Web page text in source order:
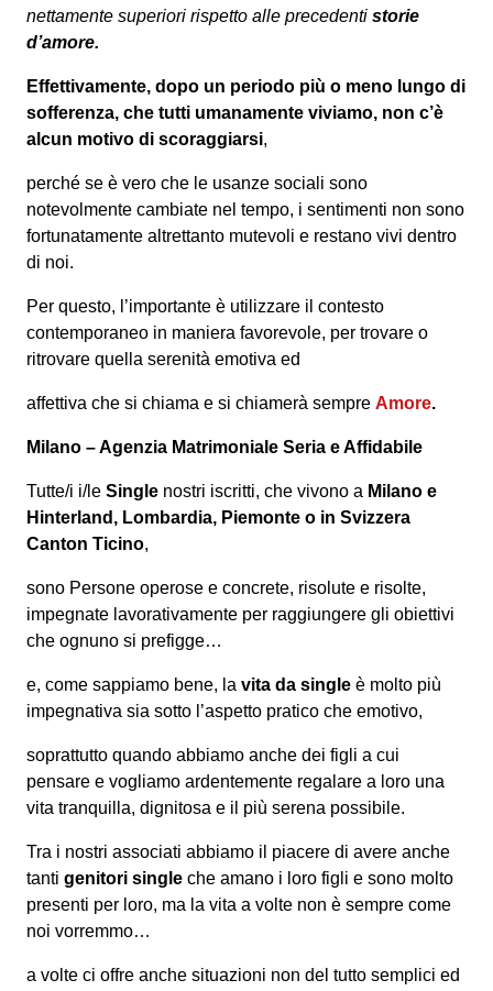
nettamente superiori rispetto alle precedenti storie
d’amore.
Effettivamente, dopo un periodo più o meno lungo di
sofferenza, che tutti umanamente viviamo, non c’è
alcun motivo di scoraggiarsi,
perché se è vero che le usanze sociali sono
notevolmente cambiate nel tempo, i sentimenti non sono
fortunatamente altrettanto mutevoli e restano vivi dentro
di noi.
Per questo, l’importante è utilizzare il contesto
contemporaneo in maniera favorevole, per trovare o
ritrovare quella serenità emotiva ed
affettiva che si chiama e si chiamerà sempre Amore.
Milano – Agenzia Matrimoniale Seria e Affidabile
Tutte/i i/le Single nostri iscritti, che vivono a Milano e
Hinterland, Lombardia, Piemonte o in Svizzera
Canton Ticino,
sono Persone operose e concrete, risolute e risolte,
impegnate lavorativamente per raggiungere gli obiettivi
che ognuno si prefigge…
e, come sappiamo bene, la vita da single è molto più
impegnativa sia sotto l’aspetto pratico che emotivo,
soprattutto quando abbiamo anche dei figli a cui
pensare e vogliamo ardentemente regalare a loro una
vita tranquilla, dignitosa e il più serena possibile.
Tra i nostri associati abbiamo il piacere di avere anche
tanti genitori single che amano i loro figli e sono molto
presenti per loro, ma la vita a volte non è sempre come
noi vorremmo…
a volte ci offre anche situazioni non del tutto semplici ed